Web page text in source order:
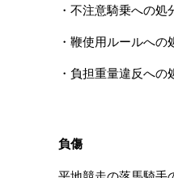
・不注意騎乗への処
・鞭使用ルールへの
・負担重量違反への
負傷